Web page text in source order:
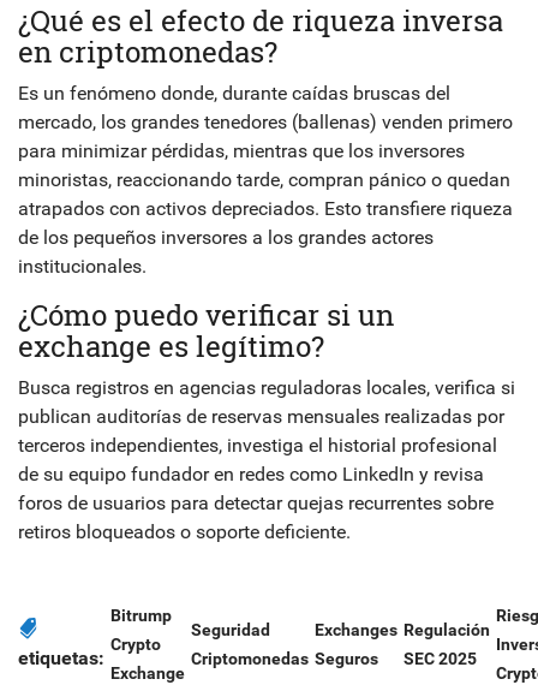
¿Qué es el efecto de riqueza inversa
en criptomonedas?
Es un fenómeno donde, durante caídas bruscas del
mercado, los grandes tenedores (ballenas) venden primero
para minimizar pérdidas, mientras que los inversores
minoristas, reaccionando tarde, compran pánico o quedan
atrapados con activos depreciados. Esto transfiere riqueza
de los pequeños inversores a los grandes actores
institucionales.
¿Cómo puedo verificar si un
exchange es legítimo?
Busca registros en agencias reguladoras locales, verifica si
publican auditorías de reservas mensuales realizadas por
terceros independientes, investiga el historial profesional
de su equipo fundador en redes como LinkedIn y revisa
foros de usuarios para detectar quejas recurrentes sobre
retiros bloqueados o soporte deficiente.
etiquetas:
Bitrump
Crypto
Exchange
Seguridad
Criptomonedas
Exchanges
Seguros
Regulación
SEC 2025